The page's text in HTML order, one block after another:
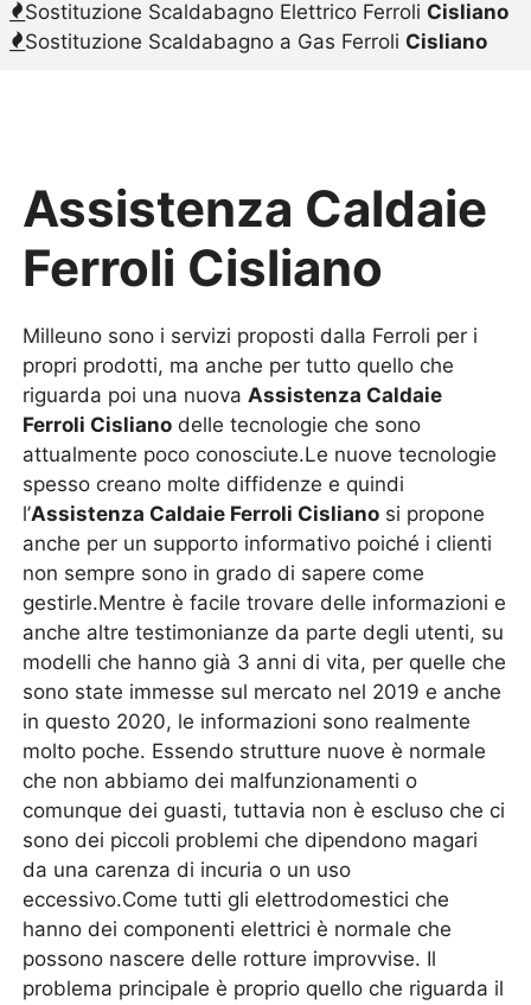
Sostituzione Scaldabagno Elettrico Ferroli Cisliano
Sostituzione Scaldabagno a Gas Ferroli Cisliano
Assistenza Caldaie
Ferroli Cisliano
Milleuno sono i servizi proposti dalla Ferroli per i
propri prodotti, ma anche per tutto quello che
riguarda poi una nuovaAssistenza Caldaie
Ferroli Cisliano delle tecnologie che sono
attualmente poco conosciute.Le nuove tecnologie
spesso creano molte diffidenze e quindi
l’Assistenza Caldaie Ferroli Cisliano si propone
anche per un supporto informativo poiché i clienti
non sempre sono in grado di sapere come
gestirle.Mentre è facile trovare delle informazioni e
anche altre testimonianze da parte degli utenti, su
modelli che hanno già 3 anni di vita, per quelle che
sono state immesse sul mercato nel 2019 e anche
in questo 2020, le informazioni sono realmente
molto poche. Essendo strutture nuove è normale
che non abbiamo dei malfunzionamenti o
comunque dei guasti, tuttavia non è escluso che ci
sono dei piccoli problemi che dipendono magari
da una carenza di incuria o un uso
eccessivo.Come tutti gli elettrodomestici che
hanno dei componenti elettrici è normale che
possono nascere delle rotture improvvise. Il
problema principale è proprio quello che riguarda il